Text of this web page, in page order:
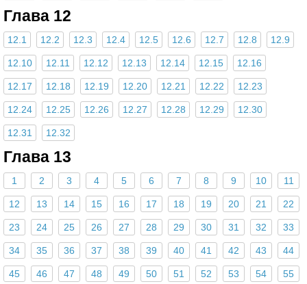
Глава 12
12.1 12.2 12.3 12.4 12.5 12.6 12.7 12.8 12.9
12.10 12.11 12.12 12.13 12.14 12.15 12.16
12.17 12.18 12.19 12.20 12.21 12.22 12.23
12.24 12.25 12.26 12.27 12.28 12.29 12.30
12.31 12.32
Глава 13
1 2 3 4 5 6 7 8 9 10 11
12 13 14 15 16 17 18 19 20 21 22
23 24 25 26 27 28 29 30 31 32 33
34 35 36 37 38 39 40 41 42 43 44
45 46 47 48 49 50 51 52 53 54 55